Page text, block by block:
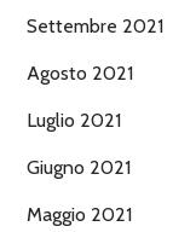
Settembre 2021
Agosto 2021
Luglio 2021
Giugno 2021
Maggio 2021